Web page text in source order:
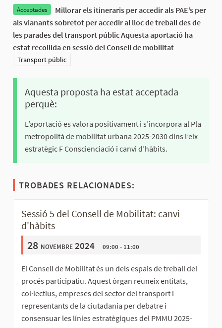
Acceptades
Millorar els itineraris per accedir als PAE’s per
als vianants sobretot per accedir al lloc de treball des de
les parades del transport públic Aquesta aportació ha
estat recollida en sessió del Consell de mobilitat
Resultats al filtrar per la categoria: Transport públic
Transport públic
Aquesta proposta ha estat acceptada
perquè:
L’aportació es valora positivament i s’incorpora al Pla
metropolità de mobilitat urbana 2025-2030 dins l’eix
estratègic F Conscienciació i canvi d’hàbits.
TROBADES RELACIONADES:
Sessió 5 del Consell de Mobilitat: canvi
d'hàbits
28 novembre 2024 09:00 - 11:00
El Consell de Mobilitat és un dels espais de treball del
procés participatiu. Aquest òrgan reuneix entitats,
col·lectius, empreses del sector del transport i
representants de la ciutadania per debatre i
consensuar les línies estratègiques del PMMU 2025-